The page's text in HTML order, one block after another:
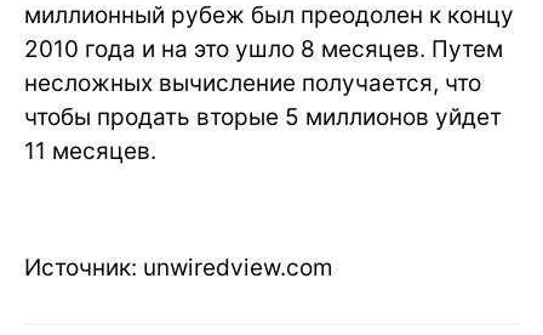
миллионный рубеж был преодолен к концу
2010 года и на это ушло 8 месяцев. Путем
несложных вычисление получается, что
чтобы продать вторые 5 миллионов уйдет
11 месяцев.
Источник: unwiredview.com